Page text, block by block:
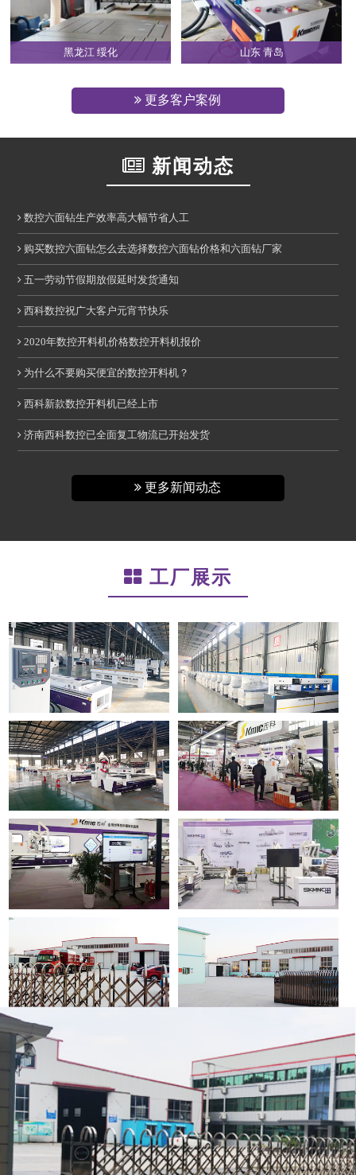
黑龙江 绥化 山东 青岛
更多客户案例
新闻动态
数控六面钻生产效率高大幅节省人工
购买数控六面钻怎么去选择数控六面钻价格和六面钻厂家
五一劳动节假期放假延时发货通知
西科数控祝广大客户元宵节快乐
2020年数控开料机价格数控开料机报价
为什么不要购买便宜的数控开料机？
西科新款数控开料机已经上市
济南西科数控已全面复工物流已开始发货
更多新闻动态
工厂展示